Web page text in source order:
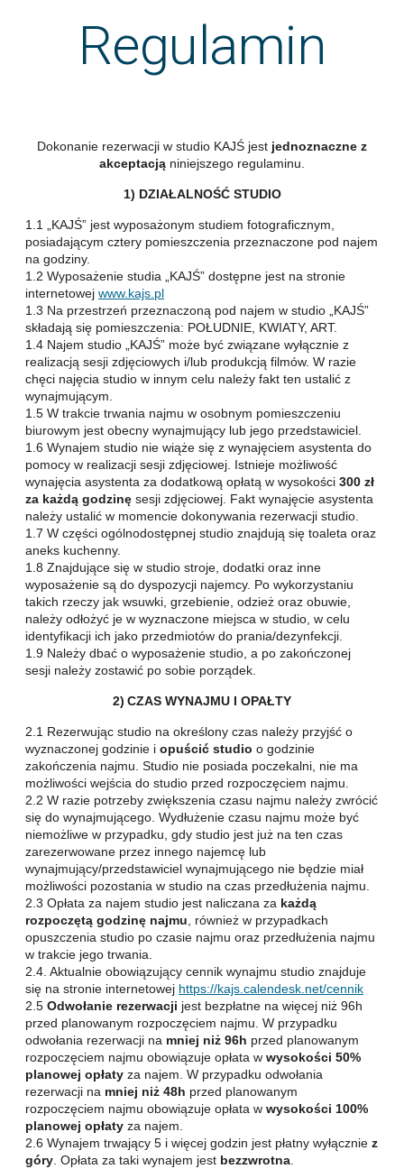
Regulamin
Dokonanie rezerwacji w studio KAJŚ jest jednoznaczne z
akceptacją niniejszego regulaminu.
1) DZIAŁALNOŚĆ STUDIO
1.1 „KAJŚ” jest wyposażonym studiem fotograficznym,
posiadającym cztery pomieszczenia przeznaczone pod najem
na godziny.
1.2 Wyposażenie studia „KAJŚ” dostępne jest na stronie
internetowej www.kajs.pl
1.3 Na przestrzeń przeznaczoną pod najem w studio „KAJŚ”
składają się pomieszczenia: POŁUDNIE, KWIATY, ART.
1.4 Najem studio „KAJŚ” może być związane wyłącznie z
realizacją sesji zdjęciowych i/lub produkcją filmów. W razie
chęci najęcia studio w innym celu należy fakt ten ustalić z
wynajmującym.
1.5 W trakcie trwania najmu w osobnym pomieszczeniu
biurowym jest obecny wynajmujący lub jego przedstawiciel.
1.6 Wynajem studio nie wiąże się z wynajęciem asystenta do
pomocy w realizacji sesji zdjęciowej. Istnieje możliwość
wynajęcia asystenta za dodatkową opłatą w wysokości 300 zł
za każdą godzinę sesji zdjęciowej. Fakt wynajęcie asystenta
należy ustalić w momencie dokonywania rezerwacji studio.
1.7 W części ogólnodostępnej studio znajdują się toaleta oraz
aneks kuchenny.
1.8 Znajdujące się w studio stroje, dodatki oraz inne
wyposażenie są do dyspozycji najemcy. Po wykorzystaniu
takich rzeczy jak wsuwki, grzebienie, odzież oraz obuwie,
należy odłożyć je w wyznaczone miejsca w studio, w celu
identyfikacji ich jako przedmiotów do prania/dezynfekcji.
1.9 Należy dbać o wyposażenie studio, a po zakończonej
sesji należy zostawić po sobie porządek.
2) CZAS WYNAJMU I OPAŁTY
2.1 Rezerwując studio na określony czas należy przyjść o
wyznaczonej godzinie i opuścić studio o godzinie
zakończenia najmu. Studio nie posiada poczekalni, nie ma
możliwości wejścia do studio przed rozpoczęciem najmu.
2.2 W razie potrzeby zwiększenia czasu najmu należy zwrócić
się do wynajmującego. Wydłużenie czasu najmu może być
niemożliwe w przypadku, gdy studio jest już na ten czas
zarezerwowane przez innego najemcę lub
wynajmujący/przedstawiciel wynajmującego nie będzie miał
możliwości pozostania w studio na czas przedłużenia najmu.
2.3 Opłata za najem studio jest naliczana za każdą
rozpoczętą godzinę najmu , również w przypadkach
opuszczenia studio po czasie najmu oraz przedłużenia najmu
w trakcie jego trwania.
2.4. Aktualnie obowiązujący cennik wynajmu studio znajduje
się na stronie internetowej https://kajs.calendesk.net/cennik
2.5 Odwołanie rezerwacji jest bezpłatne na więcej niż 96h
przed planowanym rozpoczęciem najmu. W przypadku
odwołania rezerwacji na mniej niż 96h przed planowanym
rozpoczęciem najmu obowiązuje opłata w wysokości 50%
planowej opłaty za najem. W przypadku odwołania
rezerwacji na mniej niż 48h przed planowanym
rozpoczęciem najmu obowiązuje opłata w wysokości 100%
planowej opłaty za najem.
2.6 Wynajem trwający 5 i więcej godzin jest płatny wyłącznie z
góry . Opłata za taki wynajem jest bezzwrotna